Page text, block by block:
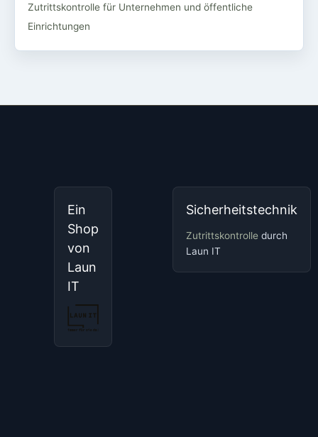
Zutrittskontrolle für Unternehmen und öffentliche
Einrichtungen
Ein
Shop
von
Laun
IT
Sicherheitstechnik
Zutrittskontrolle durch
Laun IT